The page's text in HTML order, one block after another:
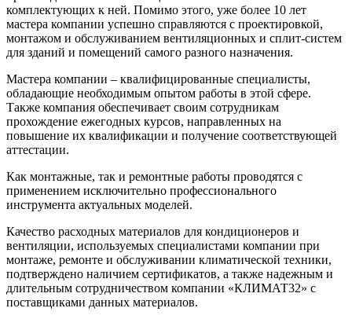
комплектующих к ней. Помимо этого, уже более 10 лет
мастера компании успешно справляются с проектировкой,
монтажом и обслуживанием вентиляционных и сплит-систем
для зданий и помещений самого разного назначения.
Мастера компании – квалифицированные специалисты,
обладающие необходимым опытом работы в этой сфере.
Также компания обеспечивает своим сотрудникам
прохождение ежегодных курсов, направленных на
повышение их квалификации и получение соответствующей
аттестации.
Как монтажные, так и ремонтные работы проводятся с
применением исключительно профессионального
инструмента актуальных моделей.
Качество расходных материалов для кондиционеров и
вентиляции, используемых специалистами компании при
монтаже, ремонте и обслуживании климатической техники,
подтверждено наличием сертификатов, а также надежным и
длительным сотрудничеством компании «КЛИМАТ32» с
поставщиками данных материалов.